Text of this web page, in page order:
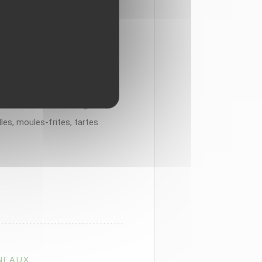
de la Côte d’Opale à la
depuis qu’une nouvelle
cinq ans. C’est au tour
moules-frites, tartes